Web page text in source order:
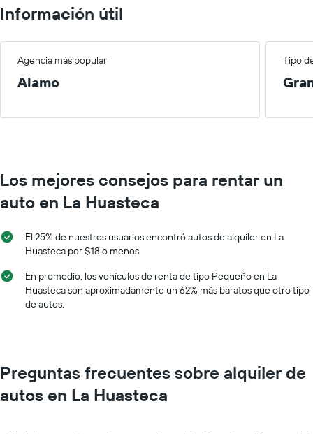
Información útil
Agencia más popular Tipo
Alamo
Los mejores consejos para rentar un
auto en La Huasteca
El 25% de nuestros usuarios encontró autos de alquiler en La
Huasteca por $18 o menos
En promedio, los vehículos de renta de tipo Pequeño en La
Huasteca son aproximadamente un 62% más baratos que otro tipo
de autos.
Preguntas frecuentes sobre alquiler de
autos en La Huasteca